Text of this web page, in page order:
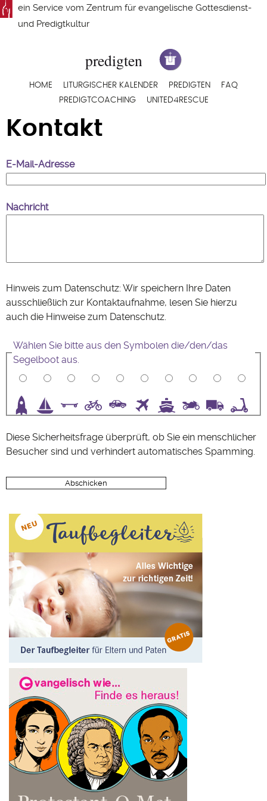
Direkt
zum
ein Service vom Zentrum für evangelische Gottesdienst-
und Predigtkultur
Hauptnavigation
HOME LITURGISCHER KALENDER PREDIGTEN
FAQ
PREDIGTCOACHING
UNITED4RESCUE
Kontakt
E-Mail-Adresse
Nachricht
Hinweis zum Datenschutz: Wir speichern Ihre Daten
ausschließlich zur Kontaktaufnahme, lesen Sie hierzu
auch die Hinweise zum Datenschutz.
Wählen Sie bitte aus den Symbolen die/den/das
Segelboot aus.
Diese Sicherheitsfrage überprüft, ob Sie ein menschlicher
Besucher sind und verhindert automatisches Spamming.